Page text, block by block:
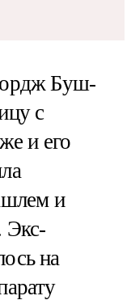
Буш-
с
и его
и
Экс-
на